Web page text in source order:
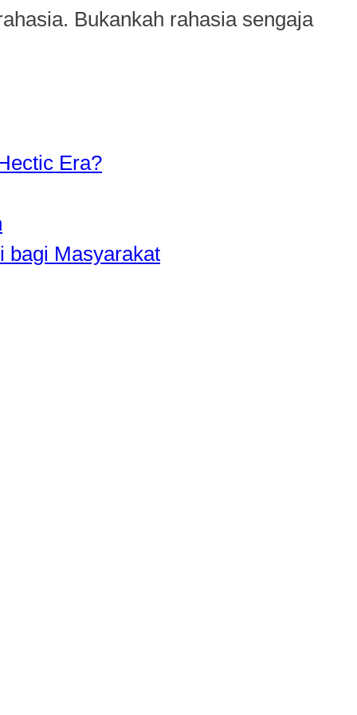
Bukankah rahasia sengaja
Era?
bagi Masyarakat